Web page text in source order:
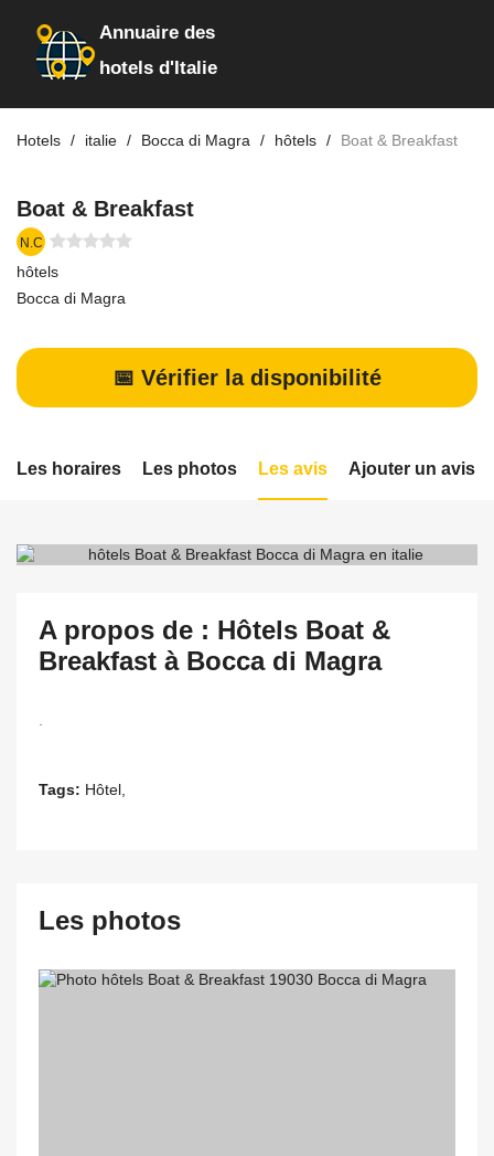
Annuaire des
hotels d'Italie
Hotels italie Bocca di Magra hôtels Boat & Breakfast
Boat & Breakfast
N.C
hôtels
Bocca di Magra
📅 Vérifier la disponibilité
Les horaires Les photos Les avis Ajouter un avis
A propos de : Hôtels Boat &
Breakfast à Bocca di Magra
Tags: Hôtel,
Les photos